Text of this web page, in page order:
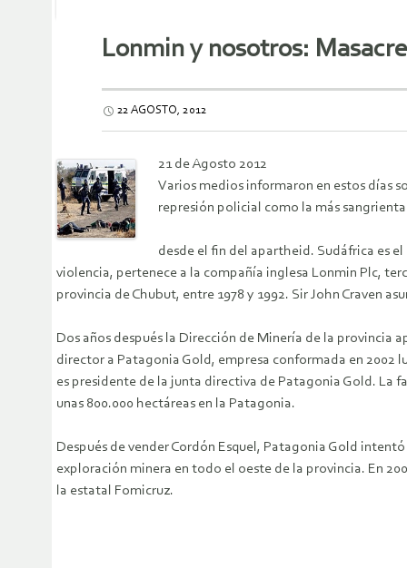
Lonmin y nosotros:
22 AGOSTO, 2012
21 de Agosto 2012
Varios medios informaron en estos días
represión policial como la más sangrienta
desde el fin del apartheid. Sudáfrica es
violencia, pertenece a la compañía inglesa Lonmin Plc,
provincia de Chubut, entre 1978 y 1992. Sir John Craven
Dos años después la Dirección de Minería de la provincia
director a Patagonia Gold, empresa conformada en 2002
es presidente de la junta directiva de Patagonia Gold. La
unas 800.000 hectáreas en la Patagonia.
Después de vender Cordón Esquel, Patagonia Gold
exploración minera en todo el oeste de la provincia. En
la estatal Fomicruz.